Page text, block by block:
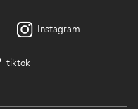
Instagram
tiktok